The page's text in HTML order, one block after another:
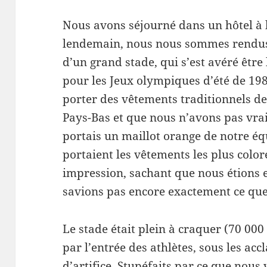
Nous avons séjourné dans un hôtel
lendemain, nous nous sommes
d’un grand stade, qui s’est avéré
pour les Jeux olympiques d’été de
porter des vêtements traditionnels
Pays-Bas et que nous n’avons pas
portais un maillot orange de notre
portaient les vêtements les plus
impression, sachant que nous étions
savions pas encore exactement ce
Le stade était plein à craquer (70
par l’entrée des athlètes, sous les